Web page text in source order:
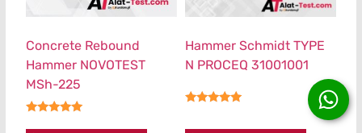
Concrete Rebound
Hammer NOVOTEST
MSh-225
Hammer Schmidt TYPE
N PROCEQ 31001001